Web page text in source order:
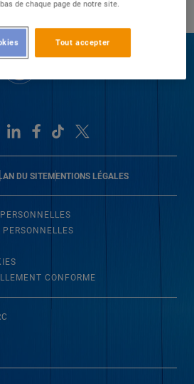
DU SITEMENTIONS LÉGALES
CONFORME
de chaque page de notre site.
Tout accepter